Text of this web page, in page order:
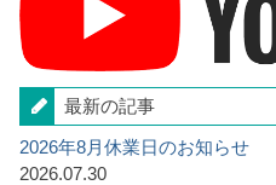
最新の記事
2026年8月休業日のお知らせ
2026.07.30